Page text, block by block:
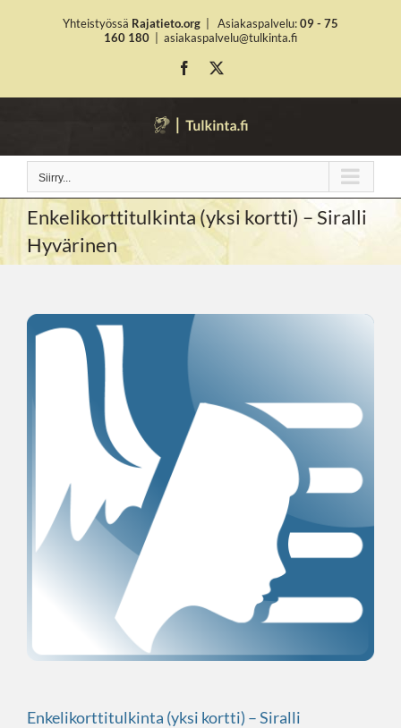
Yhteistyössä Rajatieto.org Asiakaspalvelu:09 - 75
160 180
asiakaspalvelu@tulkinta.fi
Facebook
Siirry...
Enkelikorttitulkinta (yksi kortti) – Siralli
Hyvärinen
Enkelikorttitulkinta (yksi kortti) – Siralli